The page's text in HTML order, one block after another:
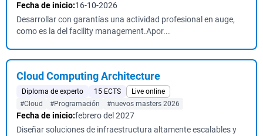
Fecha de inicio:16-10-2026
Desarrollar con garantías una actividad profesional en auge,
como es la del facility management.Apor...
Cloud Computing Architecture
Diploma de experto 15 ECTS
Live online
#Cloud
#Programación #nuevos masters 2026
Fecha de inicio:febrero del 2027
Diseñar soluciones de infraestructura altamente escalables y